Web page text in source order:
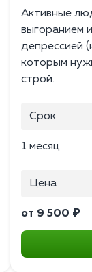
Активные
выгоранием
депрессией
которым
строй.
Срок
1 месяц
Цена
от 9 500 ₽